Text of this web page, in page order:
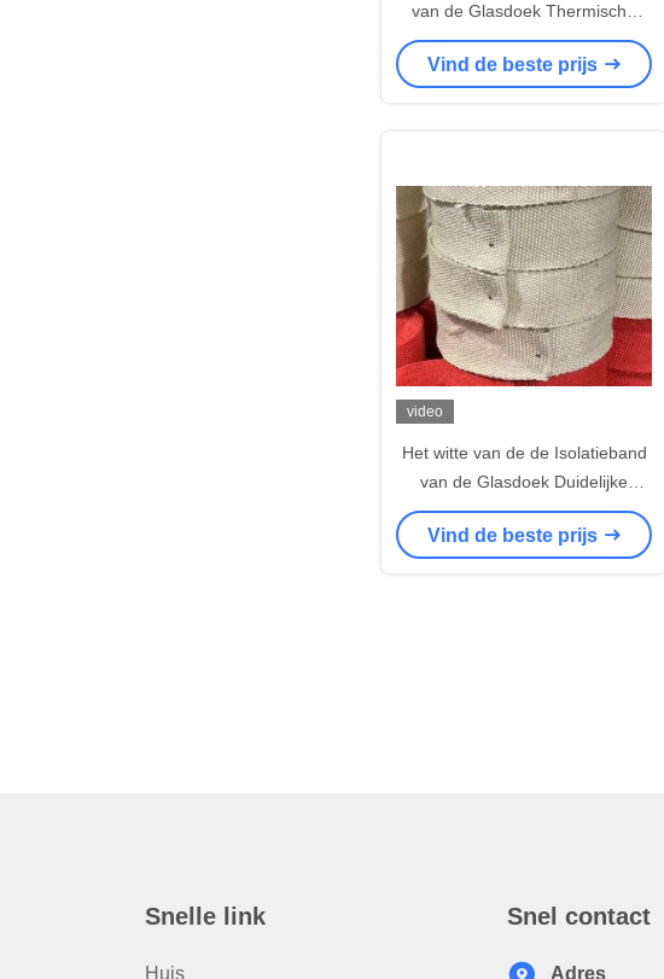
van de Glasdoek Thermische
Isolatie 100mm 550 Graad
Vind de beste prijs
video
Het witte van de de Isolatieband
van de Glasdoek Duidelijke
Weefsel 1.5mm 38mm
Vind de beste prijs
Snelle link
Huis
Snel contact
Adres